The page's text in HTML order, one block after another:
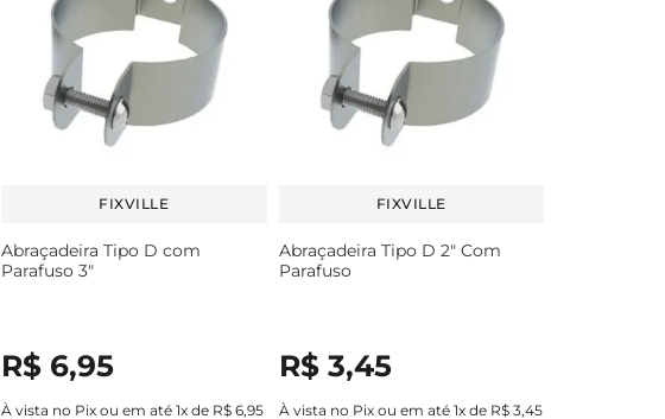
FIXVILLE
Abraçadeira Tipo D com
Parafuso 3"
R$ 6,95
À vista no Pix ou em até1x de R$ 6,95
FIXVILLE
Abraçadeira Tipo D 2" Com
Parafuso
R$ 3,45
À vista no Pix ou em até 1x de R$ 3,45